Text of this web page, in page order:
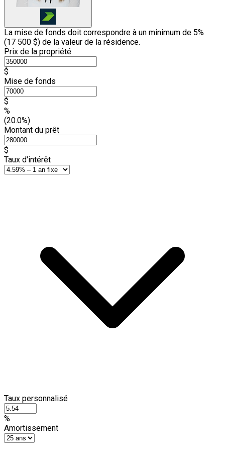
La mise de fonds doit correspondre à un minimum de 5%
(17 500 $) de la valeur de la résidence.
Prix de la propriété
$
Mise de fonds
$
%
(20.0%)
Montant du prêt
$
Taux d'intérêt
Taux personnalisé
%
Amortissement